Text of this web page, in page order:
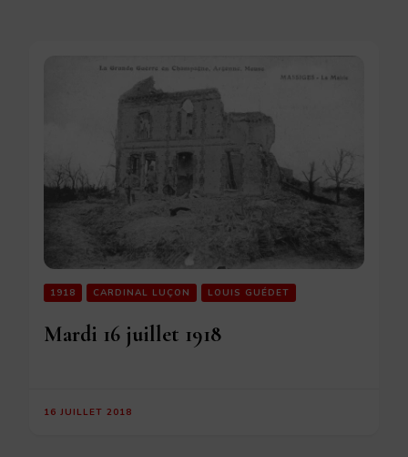
1918 CARDINAL LUÇON LOUIS GUÉDET
Mardi 16 juillet 1918
16 JUILLET 2018